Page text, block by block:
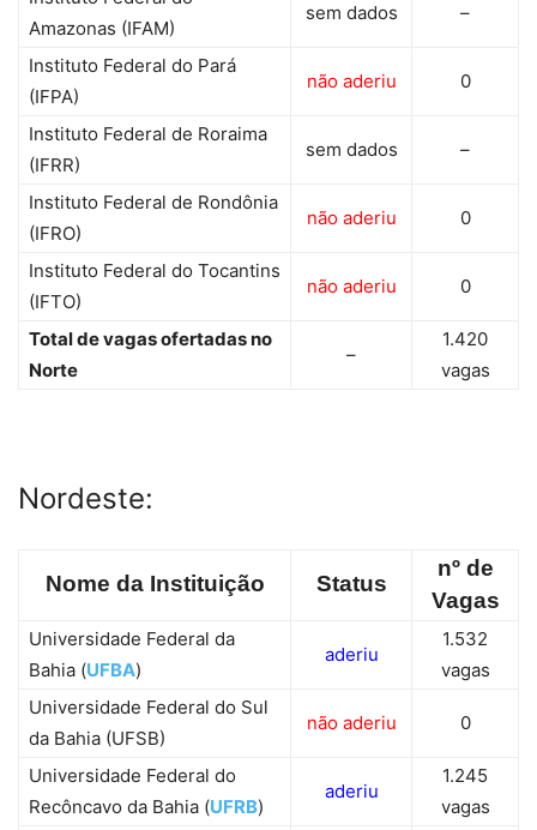
Amazonas (IFAM)
sem dados –
Instituto Federal do Pará
(IFPA)
não aderiu 0
Instituto Federal de Roraima
(IFRR)
sem dados –
Instituto Federal de Rondônia
(IFRO)
não aderiu 0
Instituto Federal do Tocantins
(IFTO)
não aderiu 0
Total de vagas ofertadas no
Norte
–
1.420
vagas
Nordeste:
Nome da Instituição Status
nº de
Vagas
Universidade Federal da
Bahia (UFBA)
aderiu
1.532
vagas
Universidade Federal do Sul
da Bahia (UFSB)
não aderiu 0
Universidade Federal do
Recôncavo da Bahia (UFRB)
aderiu
1.245
vagas